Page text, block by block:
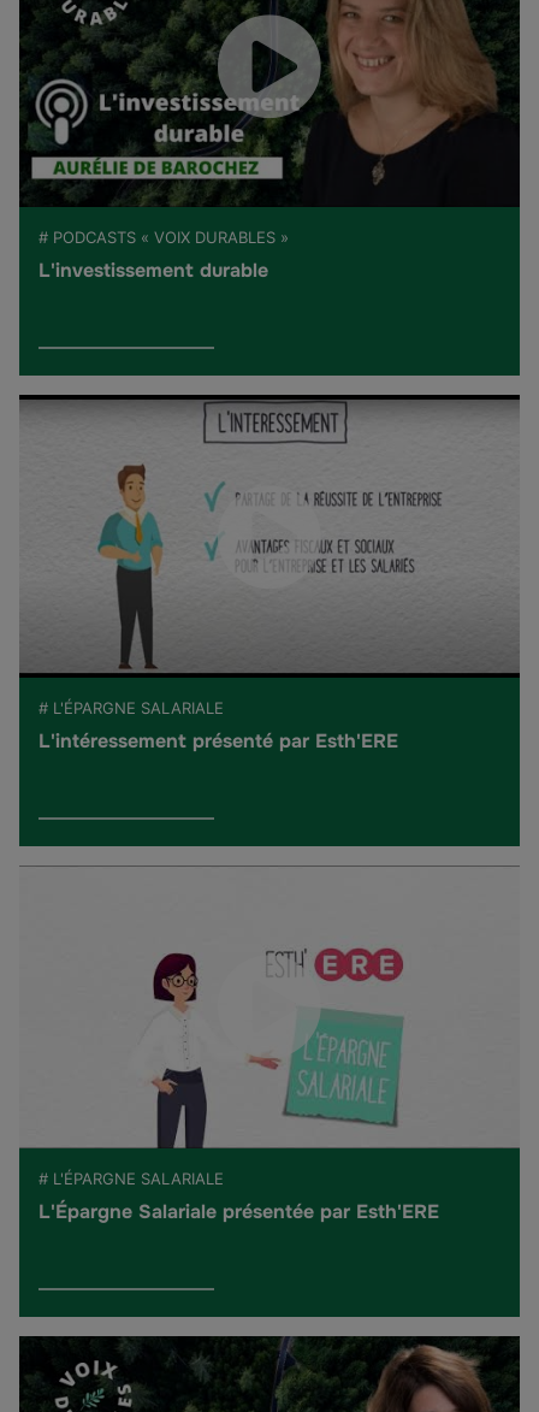
# PODCASTS « VOIX DURABLES »
L'investissement durable
# L'ÉPARGNE SALARIALE
L'intéressement présenté par Esth'ERE
# L'ÉPARGNE SALARIALE
L'Épargne Salariale présentée par Esth'ERE